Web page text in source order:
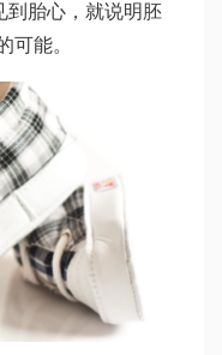
到胎心，就说明胚
可能。